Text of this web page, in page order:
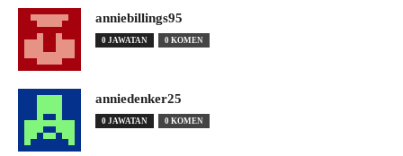
anniebillings95
0 JAWATAN 0 KOMEN
anniedenker25
0 JAWATAN 0 KOMEN